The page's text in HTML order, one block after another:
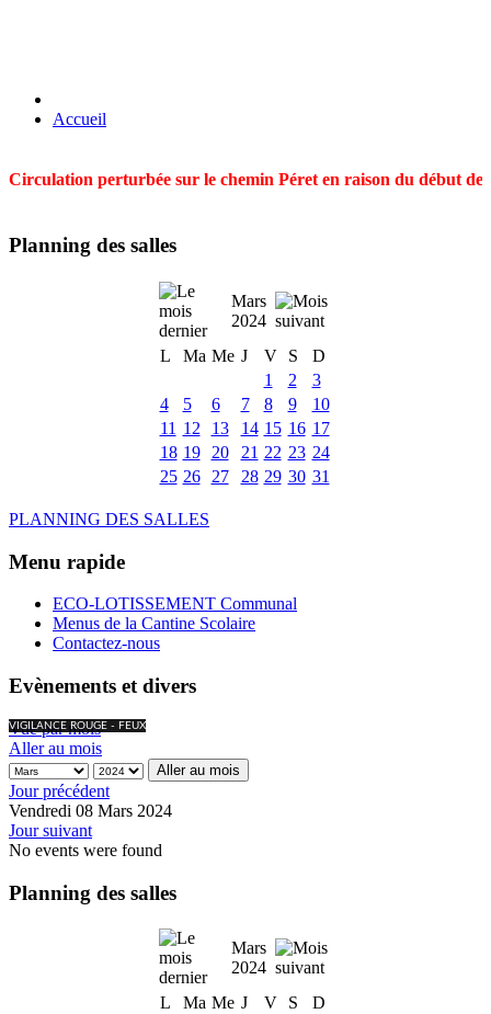
Accueil
Circulation perturbée sur le chemin Péret en raison du début
Planning des salles
Mars
2024
L
Ma Me J V S
D
1
2
3
4
5 6 7 8 9
10
11 12 13 14 15 16 17
18 19 20 21 22 23 24
25 26 27 28 29 30 31
PLANNING DES SALLES
Menu rapide
ECO-LOTISSEMENT Communal
Menus de la Cantine Scolaire
Contactez-nous
Evènements et divers
VIGILANCE ROUGE - FEUX
Vue par mois
Aller au mois
Aller au mois
Jour précédent
Vendredi 08 Mars 2024
Jour suivant
No events were found
Planning des salles
Mars
2024
L
Ma Me J V S
D